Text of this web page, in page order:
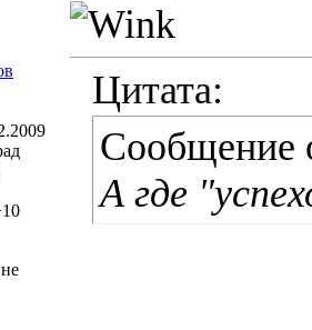
Цитата:
Сообщение
А где